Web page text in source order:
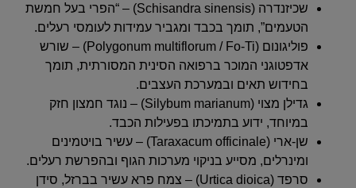
שכיזנדרה (Schisandra sinensis) – “הפרי בעל חמשת
הטעמים”, תומך בכבד ומגביר עמידות לעומסי רעלים.
פוליגונום (Polygonum multiflorum / Fo-Ti) – שורש
אדפטוגני המוכר ברפואה הסינית המסורתית, תומך
בחידוש תאים ובמערכת העצבים.
גדילן מצוי (Silybum marianum) – נוגד חמצון חזק
במיוחד, ידוע בתמיכתו בפעילות הכבד.
שן-ארי (Taraxacum officinale) – עשיר בויטמינים
ומינרלים, מסייע בניקוי מערכות הגוף ובהפרשת רעלים.
סרפד (Urtica dioica) – צמח פרא עשיר בברזל, סידן